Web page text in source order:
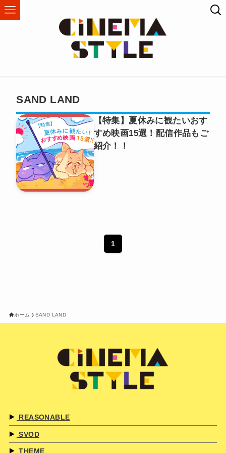
SAND LAND
【特集】夏休みに観たいおす
すめ映画15選！配信作品もご
紹介！！
1
ホーム SAND LAND
REASONABLE
SVOD
THEME